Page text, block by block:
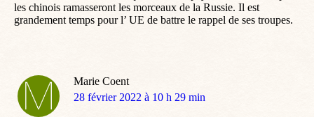
les chinois ramasseront les morceaux de la Russie. Il est
grandement temps pour l’ UE de battre le rappel de ses troupes.
Marie Coent
dit
28 février 2022 à 10 h 29 min